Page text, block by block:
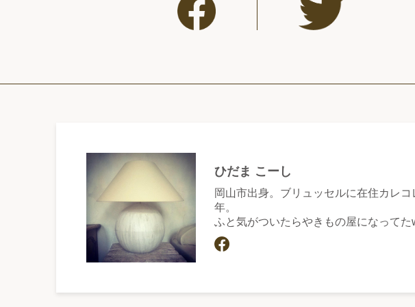
ひだま こーし
岡山市出身。ブリュッセルに在住カレコ
年。
ふと気がついたらやきもの屋になってた